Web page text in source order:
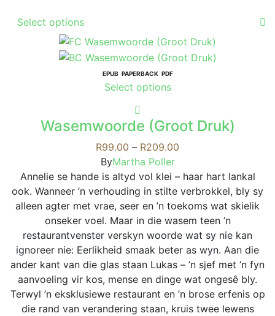
Select options
has
multiple
variants.
The
may
be
chosen
on
the
product
page
EPUB PAPERBACK PDF
Select optionsThis
multiple
variants.
The
options
may
be
chosen
on
the
product
page
Wasemwoorde (Groot Druk)
R99.00 – R209.00
R99.00
through
R209.00
ByMartha Poller
Annelie se hande is altyd vol klei – haar hart lankal
ook. Wanneer ’n verhouding in stilte verbrokkel, bly sy
alleen agter met vrae, seer en ’n toekoms wat skielik
onseker voel. Maar in die wasem teen ’n
restaurantvenster verskyn woorde wat sy nie kan
ignoreer nie: Eerlikheid smaak beter as wyn. Aan die
ander kant van die glas staan Lukas – ’n sjef met ’n fyn
aanvoeling vir kos, mense en dinge wat ongesê bly.
Terwyl ’n eksklusiewe restaurant en ’n brose erfenis op
die rand van verandering staan, kruis twee lewens